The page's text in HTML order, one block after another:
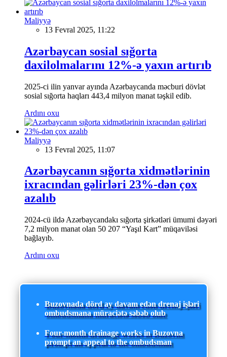
Maliyyə
13 Fevral 2025, 11:22
Azərbaycan sosial sığorta
daxilolmalarını 12%-ə yaxın artırıb
2025-ci ilin yanvar ayında Azərbaycanda məcburi dövlət
sosial sığorta haqları 443,4 milyon manat təşkil edib.
Ardını oxu
Maliyyə
13 Fevral 2025, 11:07
Azərbaycanın sığorta xidmətlərinin
ixracından gəlirləri 23%-dən çox
azalıb
2024-cü ildə Azərbaycandakı sığorta şirkətləri ümumi dəyəri
7,2 milyon manat olan 50 207 “Yaşıl Kart” müqaviləsi
bağlayıb.
Ardını oxu
Buzovnada dörd ay davam edən drenaj işləri
ombudsmana müraciətə səbəb olub
Four-month drainage works in Buzovna
prompt an appeal to the ombudsman